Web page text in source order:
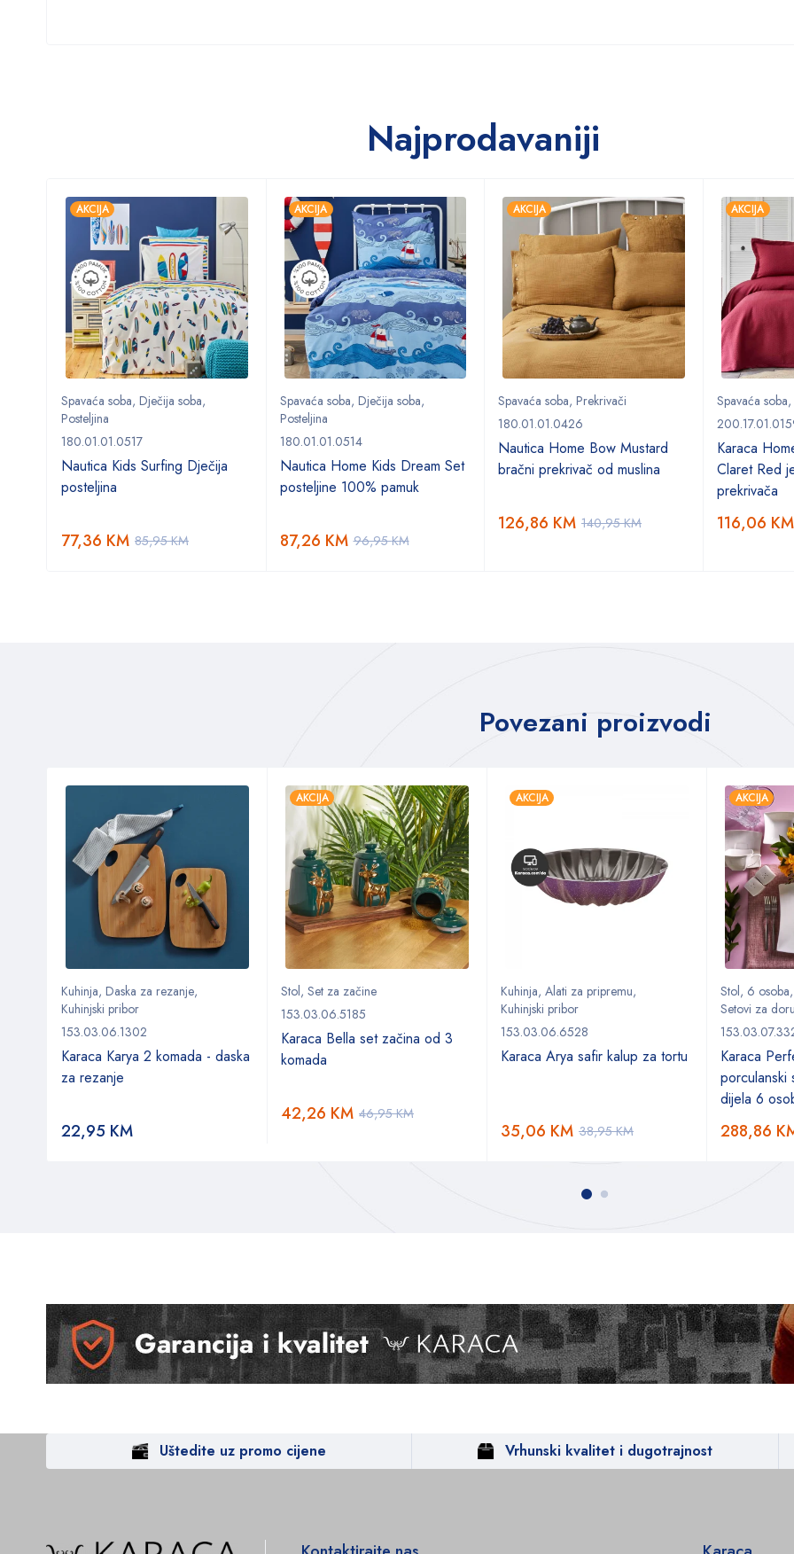
Najprodavaniji
AKCIJA
Spavaća soba, Dječija soba,
Posteljina
180.01.01.0517
Nautica Kids Surfing Dječija
posteljina
85,95KM
77,36 KM
AKCIJA
Spavaća soba, Dječija soba,
Posteljina
180.01.01.0514
Nautica Home Kids Dream Set
posteljine 100% pamuk
96,95KM
87,26 KM
AKCIJA
Spavaća soba, Prekrivači
180.01.01.0426
Nautica Home Bow Mustard
bračni prekrivač od muslina
140,95KM
126,86 KM
AKCIJA
Spavaća soba,
Karaca
Claret Red
prekrivača
116,06 KM
Povezani proizvodi
Kuhinja, Daska za rezanje,
Kuhinjski pribor
153.03.06.1302
Karaca Karya 2 komada - daska
za rezanje
22,95 KM
AKCIJA
Stol, Set za začine
153.03.06.5185
Karaca Bella set začina od 3
komada
46,95KM
42,26 KM
AKCIJA
Kuhinja, Alati za pripremu,
Kuhinjski pribor
153.03.06.6528
Karaca Arya safir kalup za tortu
38,95KM
35,06 KM
AKCIJA
Stol, 6 osoba,
Setovi za
Karaca
porculanski
dijela 6
288,86
Uštedite uz promo cijene Vrhunski kvalitet i dugotrajnost